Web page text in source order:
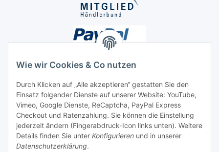
Wie wir Cookies & Co nutzen
Durch Klicken auf „Alle akzeptieren“ gestatten Sie den
Einsatz folgender Dienste auf unserer Website: YouTube,
Vimeo, Google Dienste, ReCaptcha, PayPal Express
Checkout und Ratenzahlung. Sie können die Einstellung
jederzeit ändern (Fingerabdruck-Icon links unten). Weitere
Details finden Sie unter Konfigurieren und in unserer
Datenschutzerklärung.
Unsere Seiten
Social Media